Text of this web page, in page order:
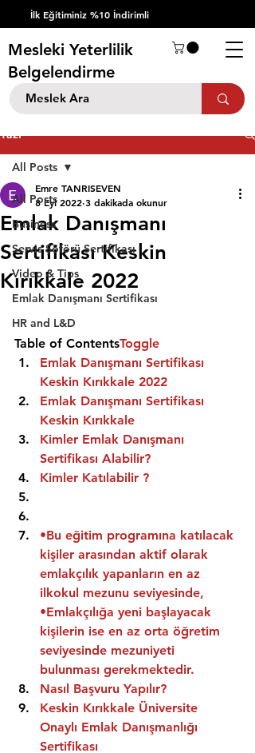
İlk Eğitiminiz %10 İndirimli
Mesleki Yeterlilik
Belgelendirme
Yazı
All Posts
Business
Servis Şöförü Sertifikası
Video & Tips
Emlak Danışmanı Sertifikası
HR and L&D
All Posts
Emlak Danışmanı
Sertifikası Keskin
Kırıkkale 2022
Emre TANRISEVEN
8 Eyl 2022 3 dakikada okunur
Table of ContentsToggle
Emlak Danışmanı Sertifikası
Keskin Kırıkkale 2022
Emlak Danışmanı Sertifikası
Keskin Kırıkkale
Kimler Emlak Danışmanı
Sertifikası Alabilir?
Kimler Katılabilir ?
•Bu eğitim programına katılacak
kişiler arasından aktif olarak
emlakçılık yapanların en az
ilkokul mezunu seviyesinde,
•Emlakçılığa yeni başlayacak
kişilerin ise en az orta öğretim
seviyesinde mezuniyeti
bulunması gerekmektedir.
Nasıl Başvuru Yapılır?
Keskin Kırıkkale Üniversite
Onaylı Emlak Danışmanlığı
Sertifikası